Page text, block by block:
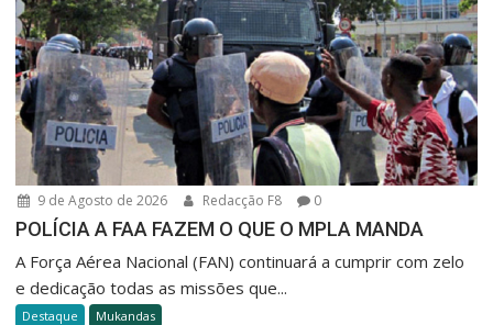
9 de Agosto de 2026 Redacção F8 0
POLÍCIA A FAA FAZEM O QUE O MPLA MANDA
A Força Aérea Nacional (FAN) continuará a cumprir com zelo
e dedicação todas as missões que...
Destaque Mukandas